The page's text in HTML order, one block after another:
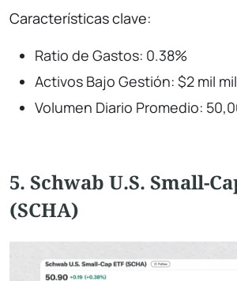
Características clave:
Ratio de Gastos: 0.38%
Activos Bajo Gestión: $2 mil
Volumen Diario Promedio:
5. Schwab U.S. Small-
(SCHA)